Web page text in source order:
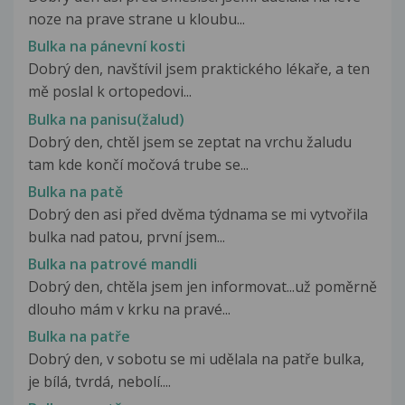
noze na prave strane u kloubu...
Bulka na pánevní kosti
Dobrý den, navštívil jsem praktického lékaře, a ten
mě poslal k ortopedovi...
Bulka na panisu(žalud)
Dobrý den, chtěl jsem se zeptat na vrchu žaludu
tam kde končí močová trube se...
Bulka na patě
Dobrý den asi před dvěma týdnama se mi vytvořila
bulka nad patou, první jsem...
Bulka na patrové mandli
Dobrý den, chtěla jsem jen informovat...už poměrně
dlouho mám v krku na pravé...
Bulka na patře
Dobrý den, v sobotu se mi udělala na patře bulka,
je bílá, tvrdá, nebolí....